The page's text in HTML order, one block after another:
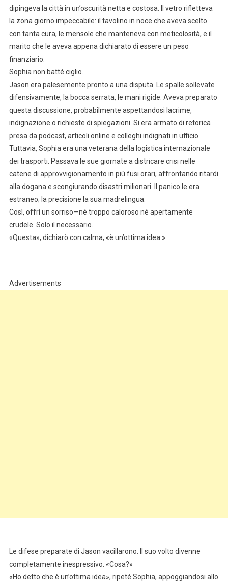
dipingeva la città in un’oscurità netta e costosa. Il vetro rifletteva
la zona giorno impeccabile: il tavolino in noce che aveva scelto
con tanta cura, le mensole che manteneva con meticolosità, e il
marito che le aveva appena dichiarato di essere un peso
finanziario.
Sophia non batté ciglio.
Jason era palesemente pronto a una disputa. Le spalle sollevate
difensivamente, la bocca serrata, le mani rigide. Aveva preparato
questa discussione, probabilmente aspettandosi lacrime,
indignazione o richieste di spiegazioni. Si era armato di retorica
presa da podcast, articoli online e colleghi indignati in ufficio.
Tuttavia, Sophia era una veterana della logistica internazionale
dei trasporti. Passava le sue giornate a districare crisi nelle
catene di approvvigionamento in più fusi orari, affrontando ritardi
alla dogana e scongiurando disastri milionari. Il panico le era
estraneo; la precisione la sua madrelingua.
Così, offrì un sorriso—né troppo caloroso né apertamente
crudele. Solo il necessario.
«Questa», dichiarò con calma, «è un’ottima idea.»
Advertisements
Le difese preparate di Jason vacillarono. Il suo volto divenne
completamente inespressivo. «Cosa?»
«Ho detto che è un’ottima idea», ripeté Sophia, appoggiandosi allo